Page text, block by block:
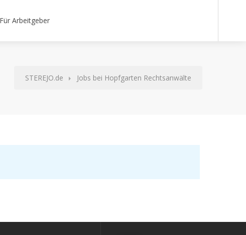
Für Arbeitgeber
STEREJO.de Jobs bei Hopfgarten Rechtsanwälte